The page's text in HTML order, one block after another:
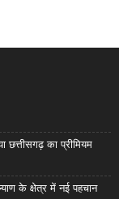
का प्रीमियम
के क्षेत्र में नई पहचान